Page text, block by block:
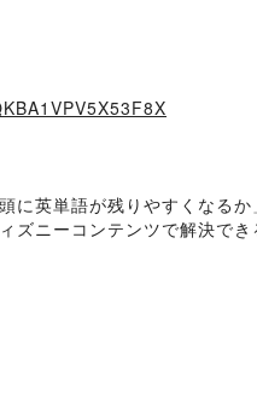
に英単語が残りやすくなる
ニーコンテンツで解決で